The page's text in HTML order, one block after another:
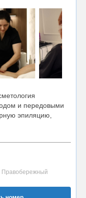
и передовыми
эпиляцию,
Правобережный